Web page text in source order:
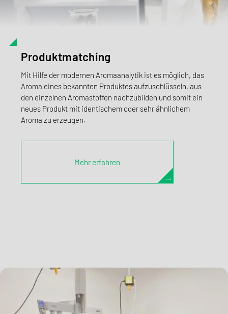
Produktmatching
Mit Hilfe der modernen Aromaanalytik ist es möglich, das
Aroma eines bekannten Produktes aufzuschlüsseln, aus
den einzelnen Aromastoffen nachzubilden und somit ein
neues Produkt mit identischem oder sehr ähnlichem
Aroma zu erzeugen.
Mehr erfahren